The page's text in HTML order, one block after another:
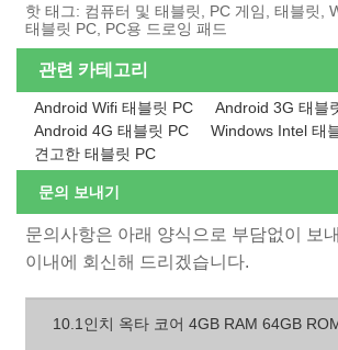
핫 태그: 컴퓨터 및 태블릿, PC 게임, 태블릿,
태블릿 PC, PC용 드로잉 패드
관련 카테고리
Android Wifi 태블릿 PC
Android 3G 태블
Android 4G 태블릿 PC
Windows Intel 태
견고한 태블릿 PC
문의 보내기
문의사항은 아래 양식으로 부담없이 보
이내에 회신해 드리겠습니다.